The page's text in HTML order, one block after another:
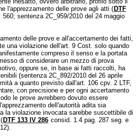
l'apprezzamento delle prove agli atti ( DTF
560; sentenza 2C_959/2010 del 24 maggio
delle prove e all'accertamento dei fatti,
una violazione dell'art. 9 Cost. solo quando
compreso il senso e la portata
di considerare un mezzo di prova
oppure se, in base ai fatti raccolti, ha
(sentenza 2C_892/2010 del 26 aprile
a quanto previsto dall'art. 106 cpv. 2 LTF,
con precisione e per ogni accertamento
le prove avrebbero dovuto essere
dell'autorità adita sia
la violazione invocata sarebbe suscettibile di
DTF 133 IV 286 consid. 1.4 pag. 287 seg. e